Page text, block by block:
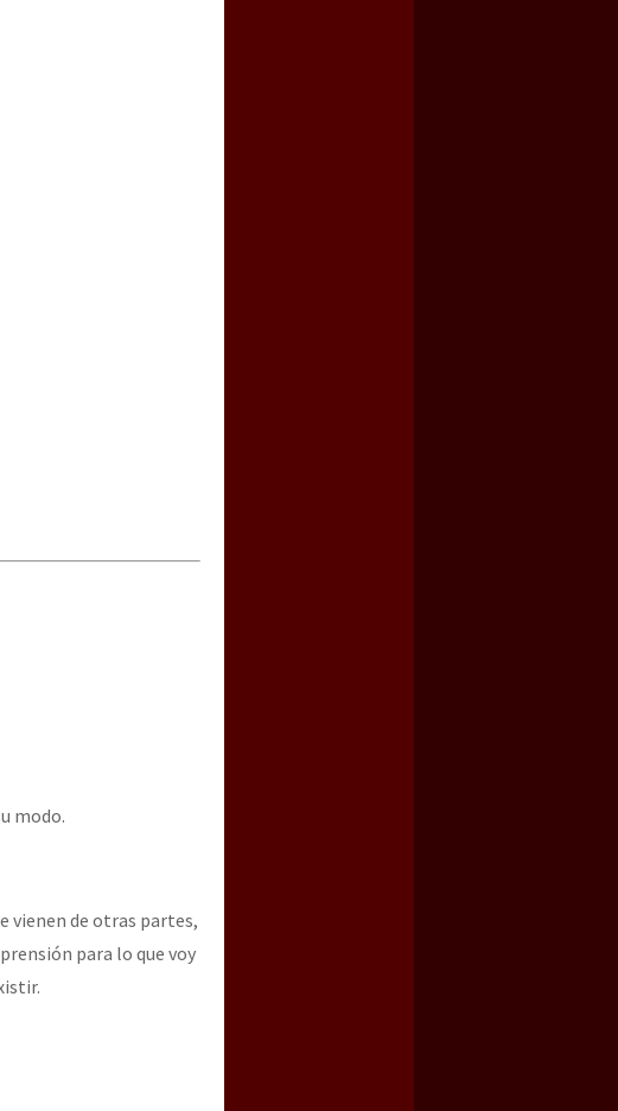
modo.
vienen de otras partes,
para lo que voy